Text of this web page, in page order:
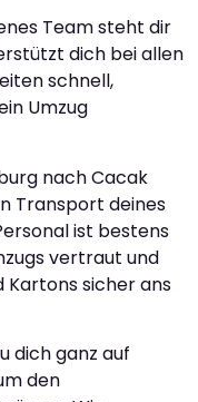
Team steht dir
dich bei allen
schnell,
Umzug
nach Cacak
Transport deines
ist bestens
vertraut und
Kartons sicher ans
dich ganz auf
den